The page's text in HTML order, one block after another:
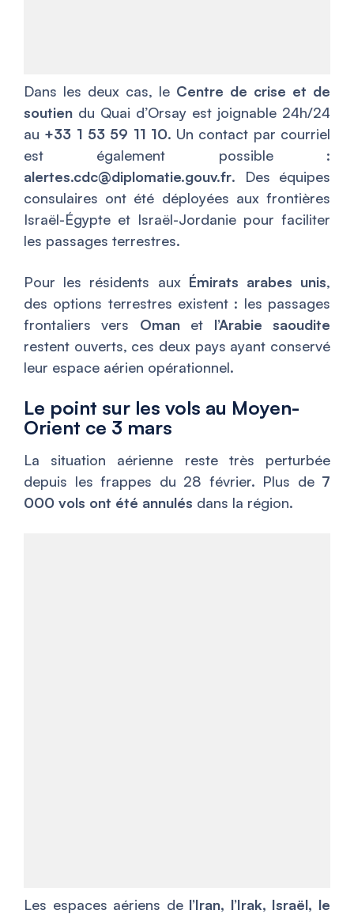
Dans les deux cas, le Centre de crise et de
soutien du Quai d’Orsay est joignable 24h/24
au +33 1 53 59 11 10. Un contact par courriel
est également possible :
alertes.cdc@diplomatie.gouv.fr. Des équipes
consulaires ont été déployées aux frontières
Israël-Égypte et Israël-Jordanie pour faciliter
les passages terrestres.
Pour les résidents aux Émirats arabes unis,
des options terrestres existent : les passages
frontaliers vers Omanet l’Arabie saoudite
restent ouverts, ces deux pays ayant conservé
leur espace aérien opérationnel.
Le point sur les vols au Moyen-
Orient ce 3 mars
La situation aérienne reste très perturbée
depuis les frappes du 28 février. Plus de 7
000 vols ont été annulés dans la région.
Les espaces aériens de l’Iran, l’Irak, Israël, le